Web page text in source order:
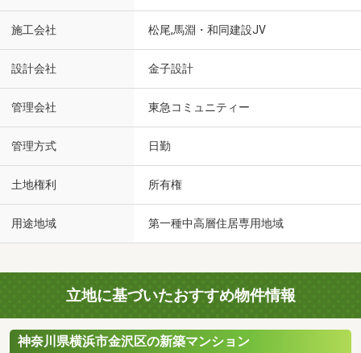
施工会社 松尾,馬淵・和同建設JV
設計会社 金子設計
管理会社 東急コミュニティー
管理方式 日勤
土地権利 所有権
用途地域 第一種中高層住居専用地域
立地に基づいたおすすめ物件情報
神奈川県横浜市金沢区の新築マンション